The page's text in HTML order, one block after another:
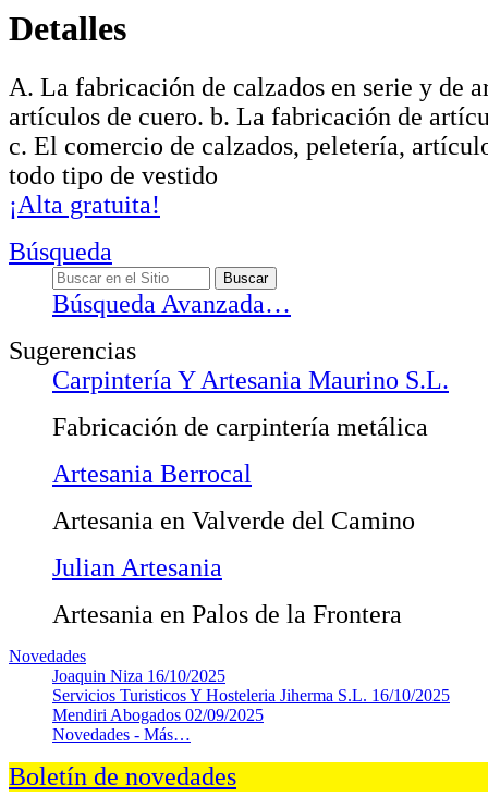
Detalles
A. La fabricación de calzados en serie y de
artículos de cuero. b. La fabricación de
c. El comercio de calzados, peletería,
todo tipo de vestido
¡Alta gratuita!
Búsqueda
Búsqueda Avanzada…
Sugerencias
Carpintería Y Artesania Maurino S.L.
Fabricación de carpintería metálica
Artesania Berrocal
Artesania en Valverde del Camino
Julian Artesania
Artesania en Palos de la Frontera
Novedades
Joaquin Niza 16/10/2025
Servicios Turisticos Y Hosteleria Jiherma S.L. 16/10/2025
Mendiri Abogados 02/09/2025
Novedades - Más…
Boletín de novedades